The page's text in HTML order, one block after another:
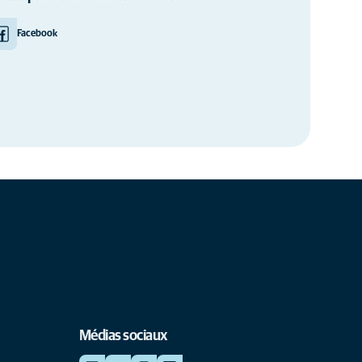
Facebook
Médias sociaux